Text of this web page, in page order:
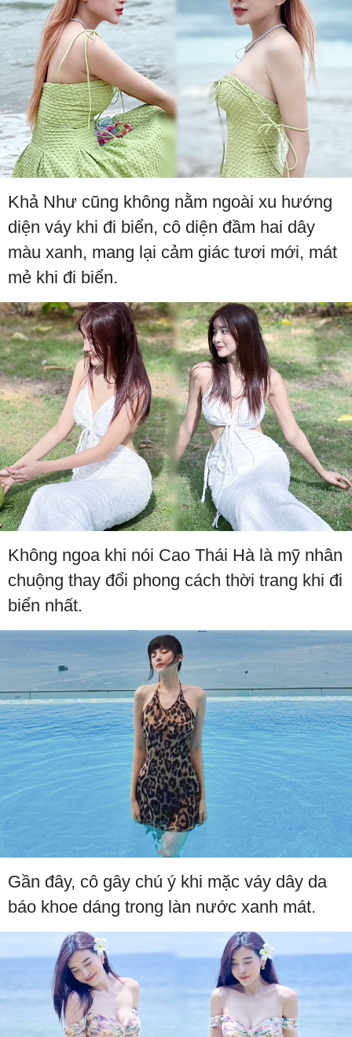
Khả Như cũng không nằm ngoài xu hướng
diện váy khi đi biển, cô diện đầm hai dây
màu xanh, mang lại cảm giác tươi mới, mát
mẻ khi đi biển.
Không ngoa khi nói Cao Thái Hà là mỹ nhân
chuộng thay đổi phong cách thời trang khi đi
biển nhất.
Gần đây, cô gây chú ý khi mặc váy dây da
báo khoe dáng trong làn nước xanh mát.